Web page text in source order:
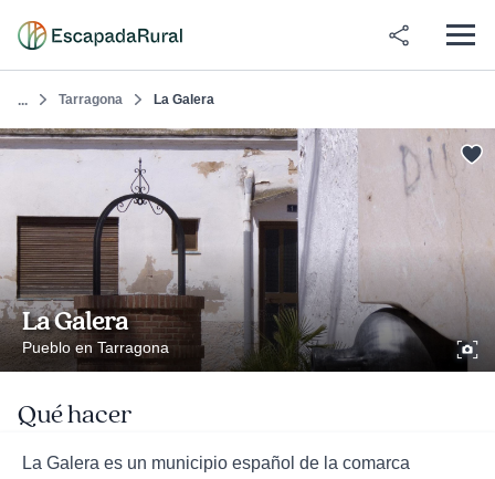
... Tarragona La Galera
La Galera
Pueblo en Tarragona
Qué hacer
La Galera es un municipio español de la comarca